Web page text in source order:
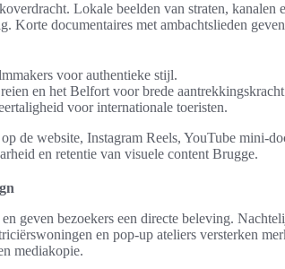
Lokale beelden van straten, kanalen
Korte documentaires met ambachtslieden
voor authentieke stijl.
en het Belfort voor brede
voor internationale toeristen.
de website, Instagram Reels, YouTube mini-
en retentie van visuele content Brugge.
geven bezoekers een directe beleving.
en pop-up ateliers versterken
mediakopie.